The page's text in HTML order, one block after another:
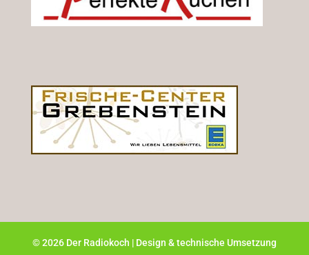
©2026Der Radiokoch | Design & technische Umsetzung